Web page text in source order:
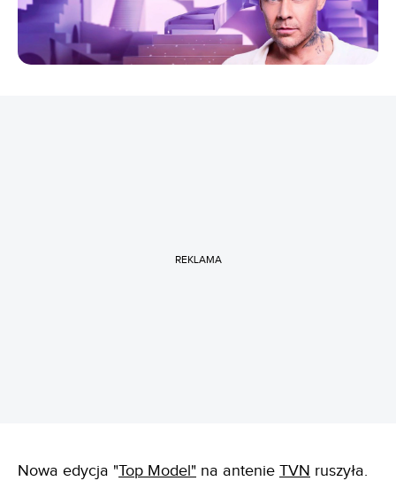
REKLAMA
Nowa edycja "Top Model" na antenie TVN ruszyła.